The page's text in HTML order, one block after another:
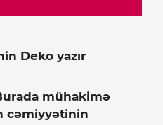
Deko yazır
mühakimə
cəmiyyətinin